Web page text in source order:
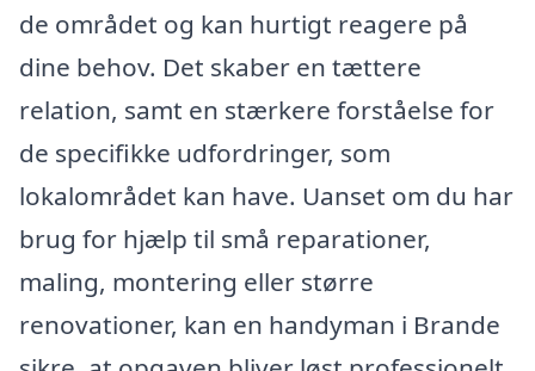
de området og kan hurtigt reagere på
dine behov. Det skaber en tættere
relation, samt en stærkere forståelse for
de specifikke udfordringer, som
lokalområdet kan have. Uanset om du har
brug for hjælp til små reparationer,
maling, montering eller større
renovationer, kan en handyman i Brande